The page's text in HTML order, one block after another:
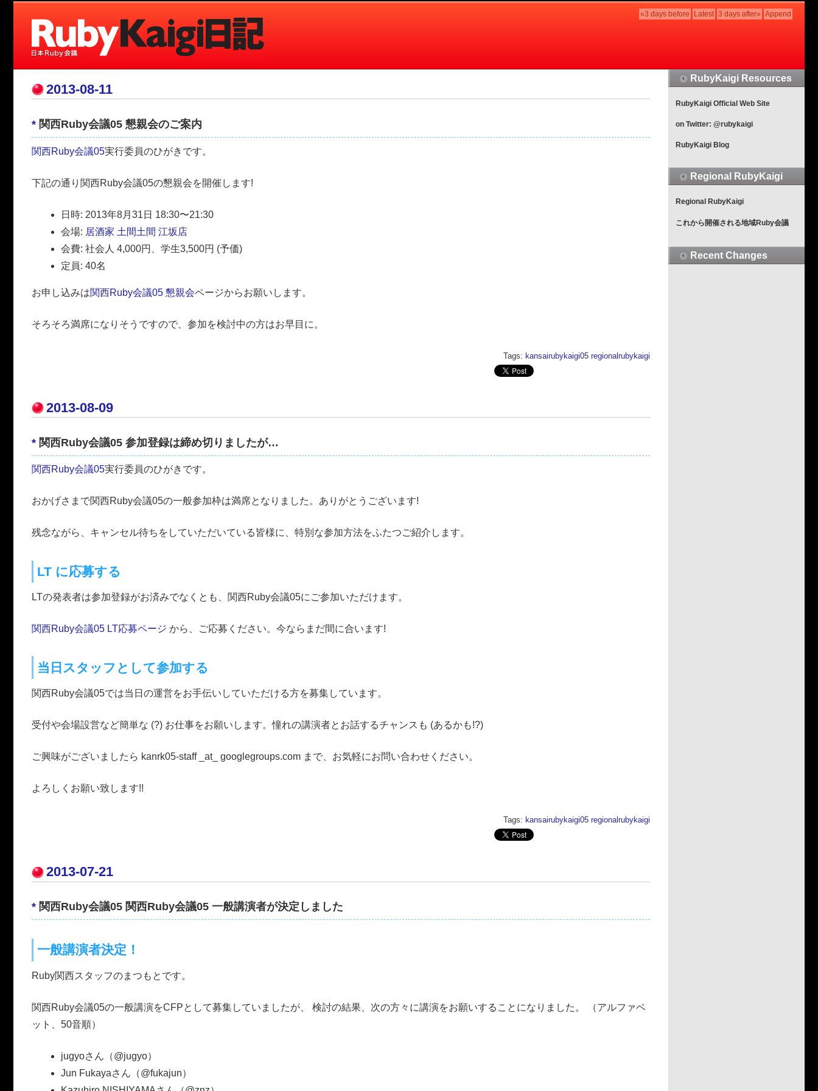
2013-08-11
* 関西Ruby会議05 懇親会のご案内
関西Ruby会議05実行委員のひがきです。
下記の通り関西Ruby会議05の懇親会を開催します!
日時: 2013年8月31日 18:30〜21:30
会場: 居酒家 土間土間 江坂店
会費: 社会人 4,000円、学生3,500円 (予価)
定員: 40名
お申し込みは関西Ruby会議05 懇親会ページからお願いします。
そろそろ満席になりそうですので、参加を検討中の方はお早目に。
Tags: kansairubykaigi05 regionalrubykaigi
2013-08-09
* 関西Ruby会議05 参加登録は締め切りましたが…
関西Ruby会議05実行委員のひがきです。
おかげさまで関西Ruby会議05の一般参加枠は満席となりました。ありがとうございます!
残念ながら、キャンセル待ちをしていただいている皆様に、特別な参加方法をふたつご紹介します。
LT に応募する
LTの発表者は参加登録がお済みでなくとも、関西Ruby会議05にご参加いただけます。
関西Ruby会議05 LT応募ページ から、ご応募ください。今ならまだ間に合います!
当日スタッフとして参加する
関西Ruby会議05では当日の運営をお手伝いしていただける方を募集しています。
受付や会場設営など簡単な (?) お仕事をお願いします。憧れの講演者とお話するチャンスも (あるかも!?)
ご興味がございましたら kanrk05-staff _at_ googlegroups.com まで、お気軽にお問い合わせください。
よろしくお願い致します!!
Tags: kansairubykaigi05 regionalrubykaigi
2013-07-21
* 関西Ruby会議05 関西Ruby会議05 一般講演者が決定しました
一般講演者決定！
Ruby関西スタッフのまつもとです。
関西Ruby会議05の一般講演をCFPとして募集していましたが、 検討の結果、次の方々に講演をお願いすることになりました。 （アルファベ
ット、50音順）
jugyoさん（@jugyo）
Jun Fukayaさん（@fukajun）
RubyKaigi Resources
RubyKaigi Official Web Site
on Twitter: @rubykaigi
RubyKaigi Blog
Regional RubyKaigi
Regional RubyKaigi
これから開催される地域Ruby会議
Recent Changes
«3 days before Latest 3 days after» Append